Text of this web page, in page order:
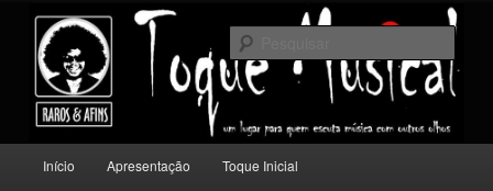
conteúdo
principal
conteúdo
secundário
Toque Musical
Um lugar para quem escuta música com outros olhos.
principal
Início Apresentação Toque Inicial